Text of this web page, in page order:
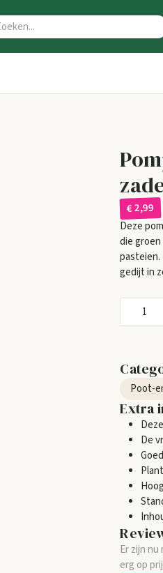
€ 2,99
Deze
die
pasteien.
gedijt in
Poot-
Extra
De
Er zijn
erg op